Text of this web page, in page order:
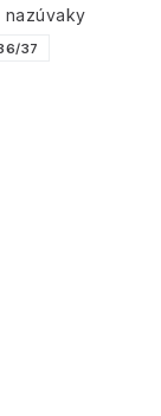
nazúvaky
37